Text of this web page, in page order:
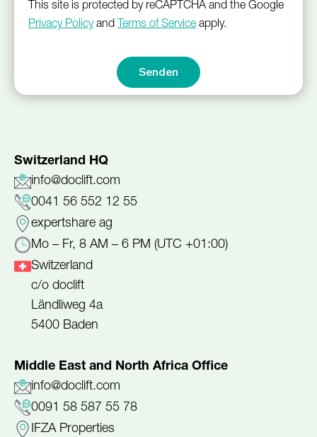
This site is protected by reCAPTCHA and the Google
Privacy Policyand Terms of Service apply.
Switzerland HQ
info@doclift.com
0041 56 552 12 55
expertshare ag
Mo – Fr, 8 AM – 6 PM (UTC +01:00)
Switzerland
c/o doclift
Ländliweg 4a
5400 Baden
Middle East and North Africa Office
info@doclift.com
0091 58 587 55 78
IFZA Properties